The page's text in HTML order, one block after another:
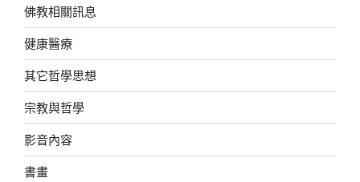
佛教相關訊息
健康醫療
其它哲學思想
宗教與哲學
影音內容
書畫